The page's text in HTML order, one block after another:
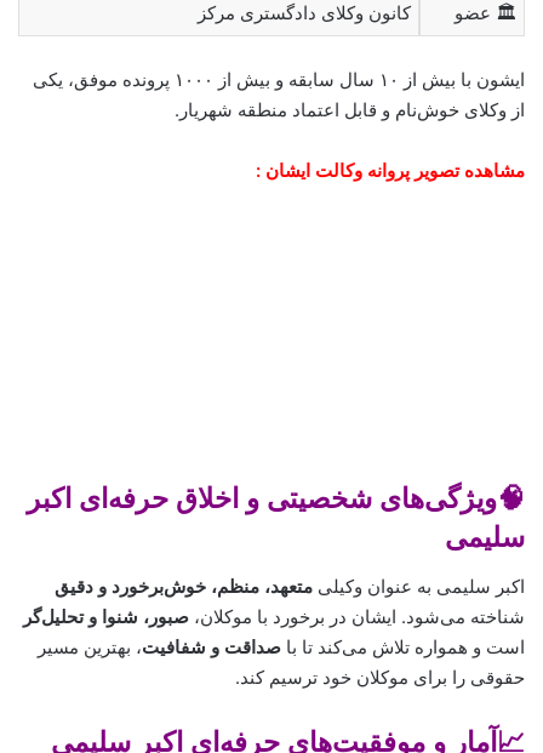
🏛 عضو کانون وکلای دادگستری مرکز
ایشون با بیش از ۱۰ سال سابقه و بیش از ۱۰۰۰ پرونده موفق، یکی
از وکلای خوش‌نام و قابل اعتماد منطقه شهریار.
مشاهده تصویر پروانه وکالت ایشان :
🧠ویژگی‌های شخصیتی و اخلاق حرفه‌ای اکبر
سلیمی
اکبر سلیمی به عنوان وکیلی متعهد، منظم، خوش‌برخورد و دقیق
شناخته می‌شود. ایشان در برخورد با موکلان، صبور، شنوا و تحلیل‌گر
است و همواره تلاش می‌کند تا با صداقت و شفافیت، بهترین مسیر
حقوقی را برای موکلان خود ترسیم کند.
📈آمار و موفقیت‌های حرفه‌ای اکبر سلیمی